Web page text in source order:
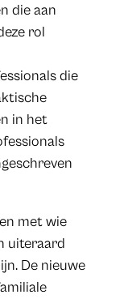
die aan
rol
die
in het
met wie
uiteraard
De nieuwe